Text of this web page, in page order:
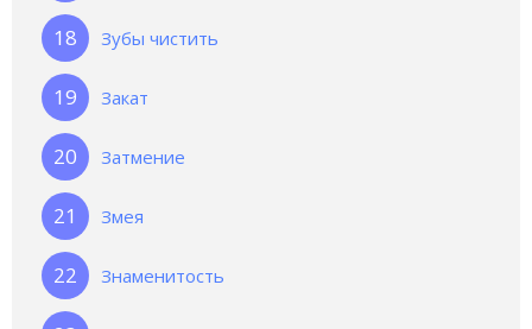
Зубы чистить
Закат
Затмение
Змея
Знаменитость